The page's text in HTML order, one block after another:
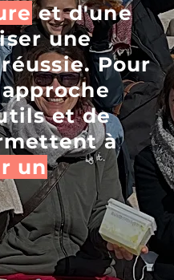
et d'une
une
Pour
et de
à
un